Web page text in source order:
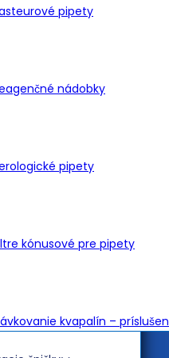
pipety
nádobky
pipety
kónusové pre pipety
kvapalín –